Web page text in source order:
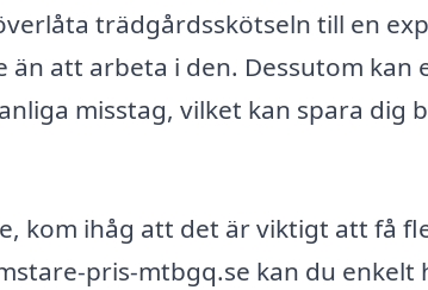
trädgårdsskötseln till en
att arbeta i den. Dessutom kan
misstag, vilket kan spara dig
kom ihåg att det är viktigt att få
pris-mtbgq.se kan du enkelt